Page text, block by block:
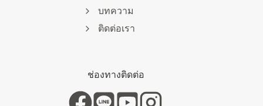
บทความ
ติดต่อเรา
ช่องทางติดต่อ